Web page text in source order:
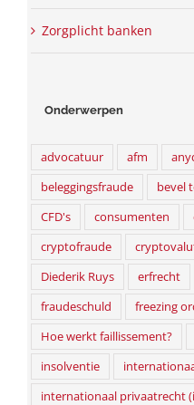
Zorgplicht banken
Onderwerpen
advocatuur afm
beleggingsfraude
bevel
CFD's
consumenten
cryptofraude
Diederik Ruys
erfrecht
fraudeschuld
freezing
Hoe werkt faillissement?
insolventie
internationaal privaatrecht